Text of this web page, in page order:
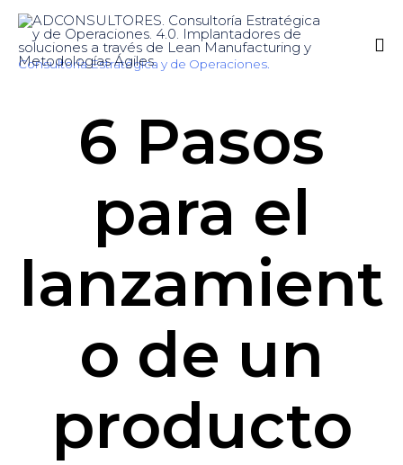
Consultoría Estratégica y de Operaciones.
6 Pasos
para el
lanzamient
o de un
producto